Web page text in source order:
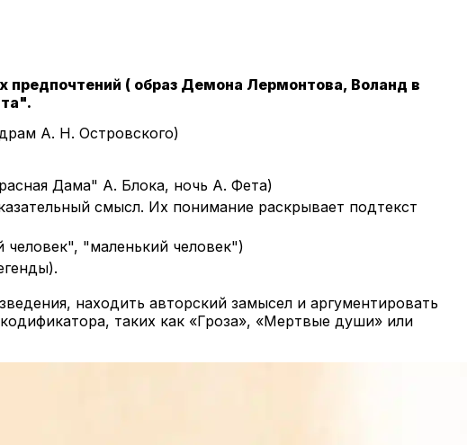
( образ Демона Лермонтова, Воланд в
А. Н. Островского)
Дама" А. Блока, ночь А. Фета)
смысл. Их понимание раскрывает подтекст
"маленький человек")
находить авторский замысел и аргументировать
таких как «Гроза», «Мертвые души» или